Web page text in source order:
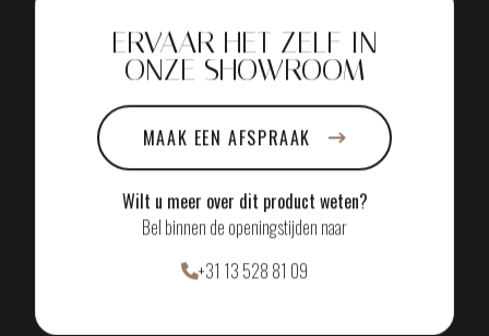
en specificatiesERVAAR HET ZELF IN
ONZE SHOWROOM
MAAK EEN AFSPRAAK
Wilt u meer over dit product weten?
Bel binnen de openingstijden naar
+31 13 528 81 09